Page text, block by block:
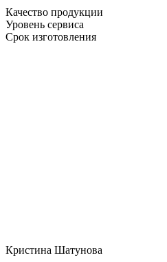
Качество продукции
Уровень сервиса
Срок изготовления
Кристина Шатунова